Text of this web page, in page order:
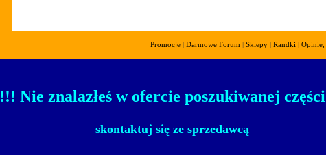
Promocje | Darmowe Forum | Sklepy | Randki | Opinie,
!!! Nie znalazłeś w ofercie poszukiwanej
skontaktuj się ze sprzedawcą